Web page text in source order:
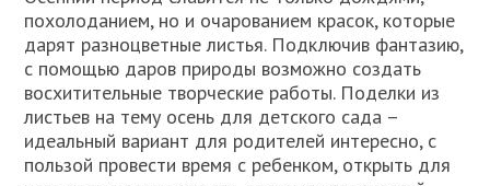
похолоданием, но и очарованием красок, которые
дарят разноцветные листья. Подключив фантазию,
с помощью даров природы возможно создать
восхитительные творческие работы. Поделки из
листьев на тему осень для детского сада –
идеальный вариант для родителей интересно, с
пользой провести время с ребенком, открыть для